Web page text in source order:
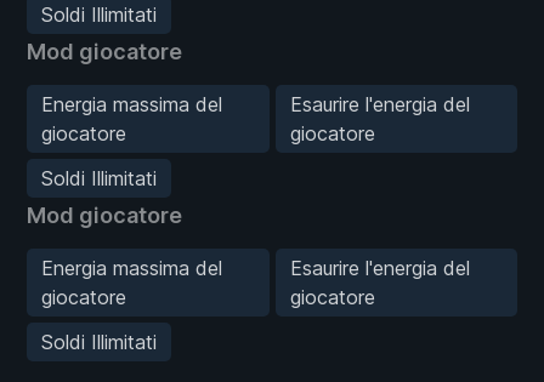
Soldi Illimitati
Mod giocatore
Energia massima del
giocatore
Esaurire l'energia del
giocatore
Soldi Illimitati
Mod giocatore
Energia massima del
giocatore
Esaurire l'energia del
giocatore
Soldi Illimitati